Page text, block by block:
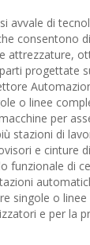
avvale di
consentono
attrezzature,
progettate
o linee
per
stazioni di
e cinture
funzionale di
singole o
e per la